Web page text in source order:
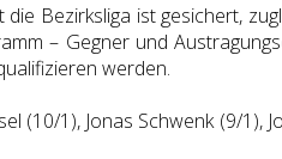
Bezirksliga ist gesichert,
– Gegner und
werden.
(10/1), Jonas Schwenk (9/